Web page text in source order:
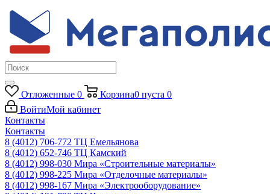
Отложенные 0 Корзина0 пуста 0
ВойтиМой кабинет
Контакты
Контакты
8 (4012) 706-772 ТЦ Емельянова
8 (4012) 652-746 ТЦ Камский
8 (4012) 998-030 Мира «Строительные материалы»
8 (4012) 998-225 Мира «Отделочные материалы»
8 (4012) 998-167 Мира «Электрооборудование»